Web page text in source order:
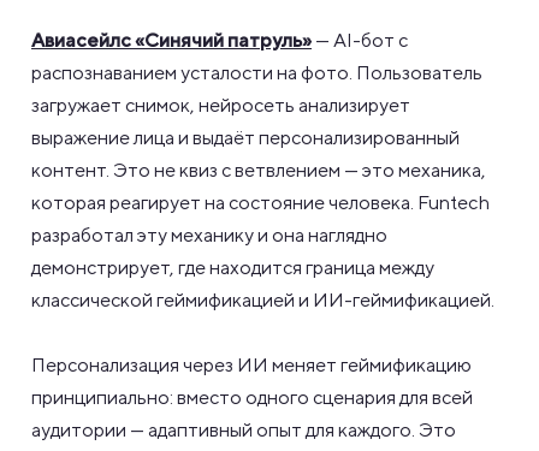
Авиасейлс «Синячий патруль» — AI-бот с
распознаванием усталости на фото. Пользователь
загружает снимок, нейросеть анализирует
выражение лица и выдаёт персонализированный
контент. Это не квиз с ветвлением — это механика,
которая реагирует на состояние человека. Funtech
разработал эту механику и она наглядно
демонстрирует, где находится граница между
классической геймификацией и ИИ-геймификацией.
Персонализация через ИИ меняет геймификацию
принципиально: вместо одного сценария для всей
аудитории — адаптивный опыт для каждого. Это